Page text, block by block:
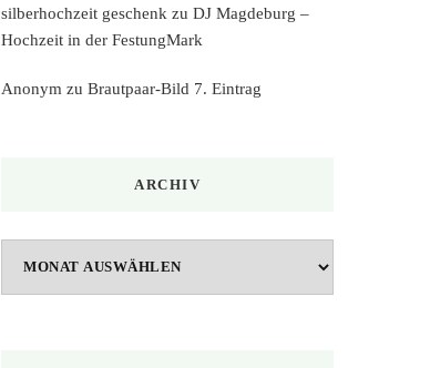
silberhochzeit geschenk zu DJ Magdeburg –
Hochzeit in der FestungMark
Anonym zu Brautpaar-Bild 7. Eintrag
ARCHIV